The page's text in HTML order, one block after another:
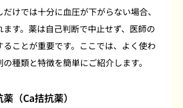
けでは十分に血圧が下がらない場合、
ます。薬は自己判断で中止せず、医師の
ことが重要です。ここでは、よく使わ
種類と特徴を簡単にご紹介します。
（Ca拮抗薬）